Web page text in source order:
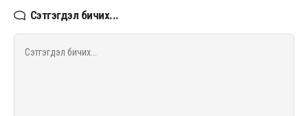
Сэтгэгдэл бичих...